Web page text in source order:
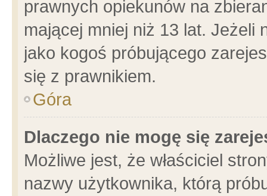
prawnych opiekunów na
mającej mniej niż 13 lat. Jeżeli
jako kogoś próbującego
się z prawnikiem.
Góra
Dlaczego nie mogę się
Możliwe jest, że właściciel
nazwy użytkownika, którą